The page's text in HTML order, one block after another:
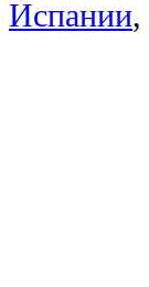
Испании,